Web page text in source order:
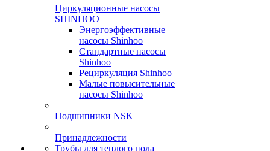
Циркуляционные насосы
SHINHOO
Энергоэффективные
насосы Shinhoo
Стандартные насосы
Shinhoo
Рециркуляция Shinhoo
Малые повысительные
насосы Shinhoo
Подшипники NSK
Принадлежности
Трубы для теплого пола